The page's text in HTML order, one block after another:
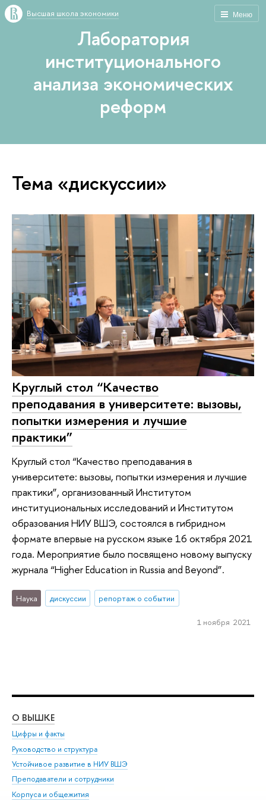
Меню
Высшая школа экономики
Лаборатория
институционального
анализа экономических
реформ
Тема «дискуссии»
Круглый стол “Качество
преподавания в университете: вызовы,
попытки измерения и лучшие
практики”
Круглый стол “Качество преподавания в
университете: вызовы, попытки измерения и лучшие
практики”, организованный Институтом
институциональных исследований и Институтом
образования НИУ ВШЭ, состоялся в гибридном
формате впервые на русском языке 16 октября 2021
года. Мероприятие было посвящено новому выпуску
журнала “Higher Education in Russia and Beyond”.
Наука дискуссии репортаж о событии
1 ноября 2021
О ВЫШКЕ
Цифры и факты
Руководство и структура
Устойчивое развитие в НИУ ВШЭ
Преподаватели и сотрудники
Корпуса и общежития